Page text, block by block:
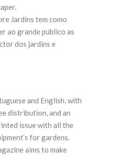
Jardins tem como
ao grande público as
dos jardins e
and English, with
distribution, and an
issue with all the
for gardens.
aims to make